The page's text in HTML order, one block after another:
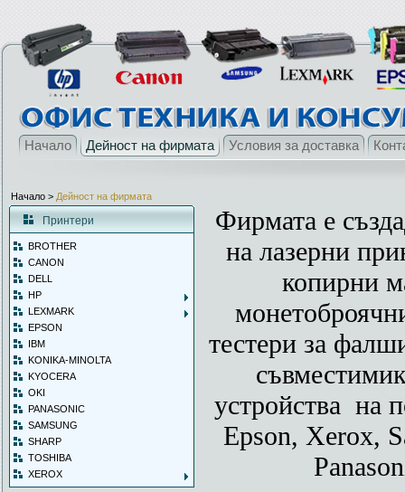
Начало Дейност на фирмата Условия за доставка
Начало > Дейност на фирмата
Принтери
BROTHER
CANON
DELL
HP
LEXMARK
EPSON
IBM
KONIKA-MINOLTA
KYOCERA
OKI
PANASONIC
SAMSUNG
SHARP
TOSHIBA
XEROX
Фирмата е
на лазерни
копирни
тестери за
устройства на
Epson, Xerox,